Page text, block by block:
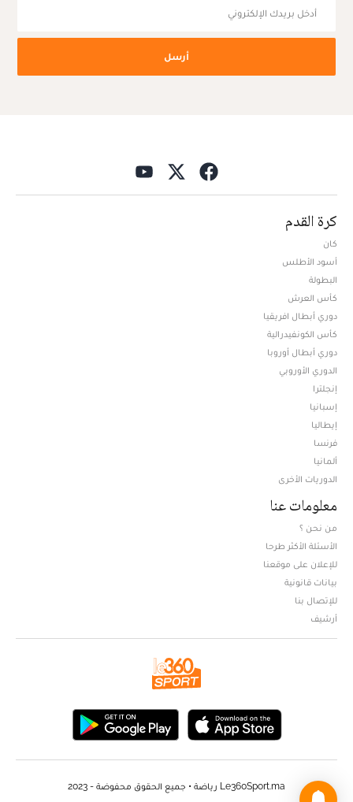
أرسل
كرة القدم
كان
أسود الأطلس
البطولة
كأس العرش
دوري أبطال افريقيا
كأس الكونفيدرالية
دوري أبطال أوروبا
الدوري الأوروبي
إنجلترا
إسبانيا
إيطاليا
فرنسا
ألمانيا
الدوريات الأخرى
معلومات عنا
من نحن ؟
الأسئلة الأكثر طرحا
للإعلان على موقعنا
بيانات قانونية
للإتصال بنا
أرشيف
Le360Sport.ma رياضة • جميع الحقوق محفوضة - 2023